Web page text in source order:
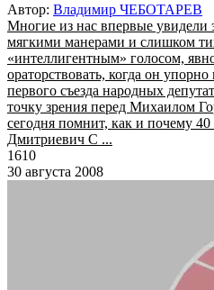
Автор: Владимир ЧЕБОТАРЕВ
Многие из нас впервые увидели
мягкими манерами и слишком
«интеллигентным» голосом,
ораторствовать, когда он
первого съезда народных
точку зрения перед Михаилом
сегодня помнит, как и почему
Дмитриевич С ...
1610
30 августа 2008